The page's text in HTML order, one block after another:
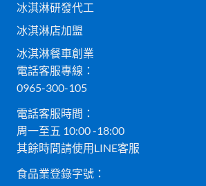
冰淇淋研發代工
冰淇淋店加盟
冰淇淋餐車創業
電話客服專線：
0965-300-105
電話客服時間：
周一至五 10:00 -18:00
其餘時間請使用LINE客服
食品業登錄字號：